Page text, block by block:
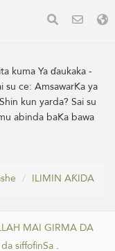
kuma Ya ɗaukaka -
su ce: AmsawarKa ya
kun yarda? Sai su
abinda baKa bawa
ILIMIN AƘIDA
MAI GIRMA DA
siffofinSa.